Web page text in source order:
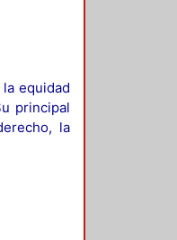
equidad
principal
la